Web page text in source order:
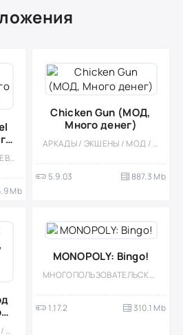
АРКАДЫ / ЭКШЕНЫ / РОЛЕВЫЕ / ОДНОПОЛЬЗОВАТЕЛЬСКИЕ / ИЗОМЕТРИЯ / МАГИЯ / ФЭНТЕЗИ / МОД / ВСТРОЕННЫЙ КЕШ / ПИКСЕЛЬНАЯ / КАЗУАЛЬНЫЕ / ОФЛАЙН
Mb
Chicken Gun (МОД,
Много денег)
АРКАДЫ / ЭКШЕНЫ / МОД / ОФЛАЙН / СОРЕВНОВАТЕЛЬНАЯ / КАЗУАЛЬНЫЕ / МНОГОПОЛЬЗОВАТЕЛЬСКАЯ / ТАКТИЧЕСКИЕ / ШУТЕРЫ / ВЕСЁЛАЯ
5.9.03 887.3 Mb
МОД / ДРАКИ / РОЛЕВЫЕ / ОФЛАЙН / КАЗУАЛЬНЫЕ / ЭКШЕНЫ / ОДНОПОЛЬЗОВАТЕЛЬСКИЕ / СТИЛИЗАЦИЯ / ФЭНТЕЗИ / ВИД СБОКУ / БОССЫ
MONOPOLY: Bingo!
МНОГОПОЛЬЗОВАТЕЛЬСКАЯ / СОРЕВНОВАТЕЛЬНАЯ / МОД / ОДНОПОЛЬЗОВАТЕЛЬСКИЕ / АЗАРТНЫЕ / НАСТОЛЬНЫЕ ИГРЫ
1.17.2 310.1 Mb